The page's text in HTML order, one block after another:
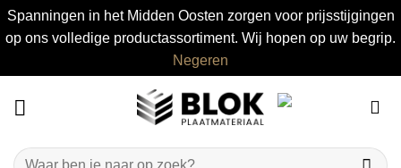
Spanningen in het Midden Oosten zorgen voor prijsstijgingen
op ons volledige productassortiment. Wij hopen op uw begrip.
Negeren
Zoeken